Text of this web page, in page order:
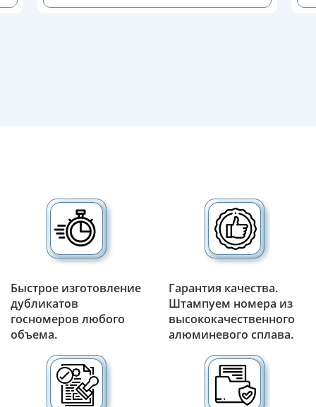
Быстрое изготовление
дубликатов
госномеров любого
объема.
Гарантия качества.
Штампуем номера из
высококачественного
алюминевого сплава.